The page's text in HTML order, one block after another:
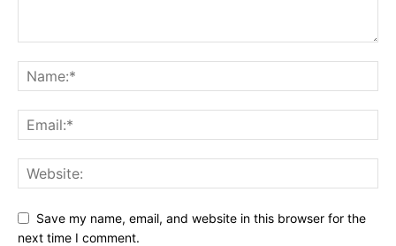
Save my name, email, and website in this browser for the
next time I comment.